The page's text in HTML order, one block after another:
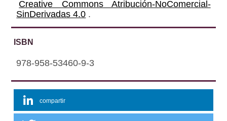
Creative Commons Atribución-NoComercial-
SinDerivadas 4.0 .
ISBN
978-958-53460-9-3
compartir